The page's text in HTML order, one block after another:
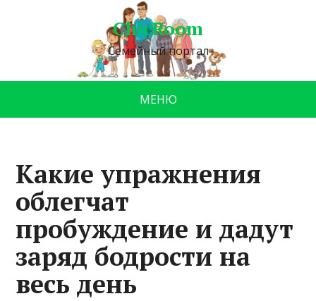
ChicRoom
Семейный портал
МЕНЮ
Какие упражнения
облегчат
пробуждение и дадут
заряд бодрости на
весь день